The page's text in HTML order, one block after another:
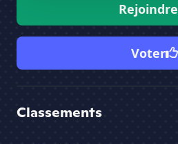
Rejoindre
Voter
Classements